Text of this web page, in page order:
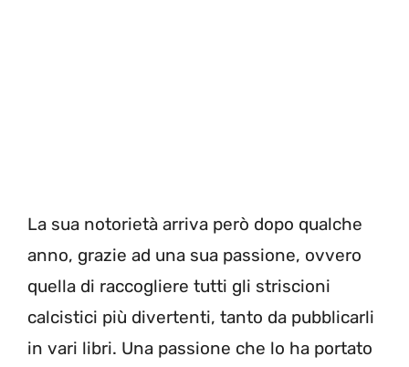
La sua notorietà arriva però dopo qualche
anno, grazie ad una sua passione, ovvero
quella di raccogliere tutti gli striscioni
calcistici più divertenti, tanto da pubblicarli
in vari libri. Una passione che lo ha portato